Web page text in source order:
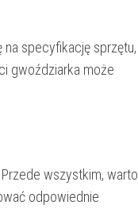
specyfikację sprzętu,
gwoździarka może
wszystkim, warto
odpowiednie